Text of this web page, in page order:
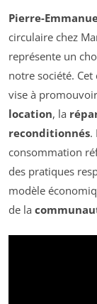
Pierre-
circulaire chez
représente un
notre société.
vise à
location, la
reconditionnés.
consommation
des pratiques
modèle
de la